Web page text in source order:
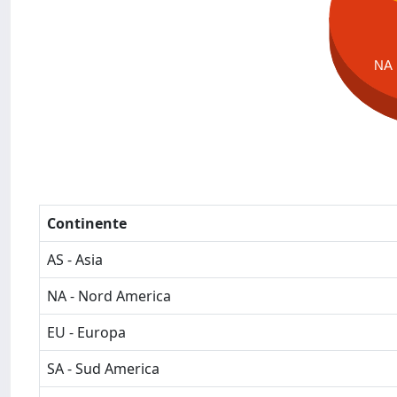
NA
Continente
AS - Asia
NA - Nord America
EU - Europa
SA - Sud America